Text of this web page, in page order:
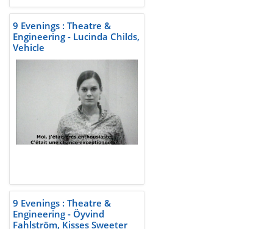
9 Evenings : Theatre &
Engineering - Lucinda Childs,
Vehicle
9 Evenings : Theatre &
Engineering - Öyvind
Fahlström, Kisses Sweeter